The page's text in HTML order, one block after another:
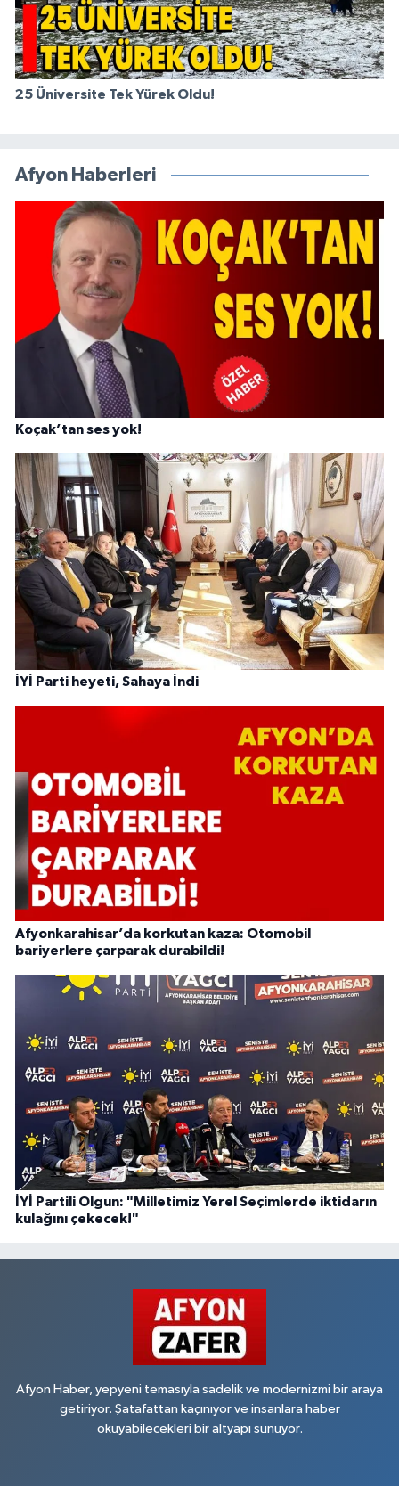
25 Üniversite Tek Yürek Oldu!
Afyon Haberleri
Koçak’tan ses yok!
İYİ Parti heyeti, Sahaya İndi
Afyonkarahisar’da korkutan kaza: Otomobil
bariyerlere çarparak durabildi!
İYİ Partili Olgun: "Milletimiz Yerel Seçimlerde iktidarın
kulağını çekecek!"
Afyon Haber, yepyeni temasıyla sadelik ve modernizmi bir araya
getiriyor. Şatafattan kaçınıyor ve insanlara haber
okuyabilecekleri bir altyapı sunuyor.